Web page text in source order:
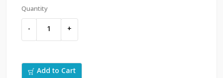
Quantity
- +
Add to Cart